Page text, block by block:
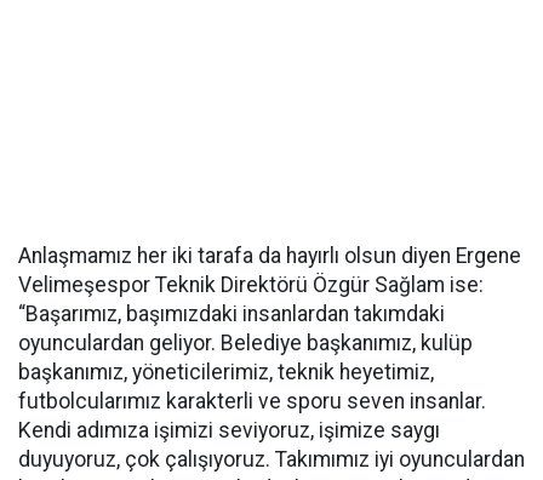
Anlaşmamız her iki tarafa da hayırlı olsun diyen Ergene
Velimeşespor Teknik Direktörü Özgür Sağlam ise:
“Başarımız, başımızdaki insanlardan takımdaki
oyunculardan geliyor. Belediye başkanımız, kulüp
başkanımız, yöneticilerimiz, teknik heyetimiz,
futbolcularımız karakterli ve sporu seven insanlar.
Kendi adımıza işimizi seviyoruz, işimize saygı
duyuyoruz, çok çalışıyoruz. Takımımız iyi oyunculardan